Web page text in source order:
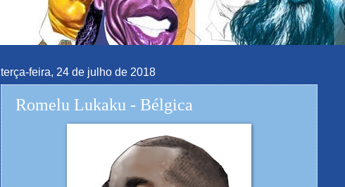
terça-feira, 24 de julho de 2018
Romelu Lukaku - Bélgica